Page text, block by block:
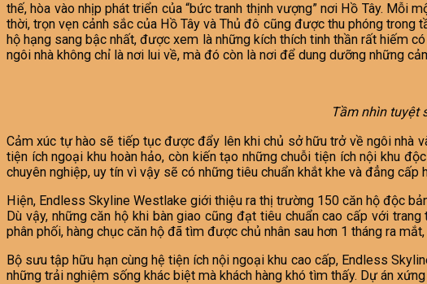
thế, hòa vào nhịp phát triển của “bức tranh thịnh vượng” nơi Hồ Tây.
thời, trọn vẹn cảnh sắc của Hồ Tây và Thủ đô cũng được thu phóng
hộ hạng sang bậc nhất, được xem là những kích thích tinh thần rất hiếm
ngôi nhà không chỉ là nơi lui về, mà đó còn là nơi để dung dưỡng những
Tầm nhìn tuyệt
Cảm xúc tự hào sẽ tiếp tục được đẩy lên khi chủ sở hữu trở về ngôi nhà
tiện ích ngoại khu hoàn hảo, còn kiến tạo những chuỗi tiện ích nội khu
chuyên nghiệp, uy tín vì vậy sẽ có những tiêu chuẩn khắt khe và đẳng
Hiện, Endless Skyline Westlake giới thiệu ra thị trường 150 căn hộ độc
Dù vậy, những căn hộ khi bàn giao cũng đạt tiêu chuẩn cao cấp với
phân phối, hàng chục căn hộ đã tìm được chủ nhân sau hơn 1 tháng ra
Bộ sưu tập hữu hạn cùng hệ tiện ích nội ngoại khu cao cấp, Endless
những trải nghiệm sống khác biệt mà khách hàng khó tìm thấy. Dự án